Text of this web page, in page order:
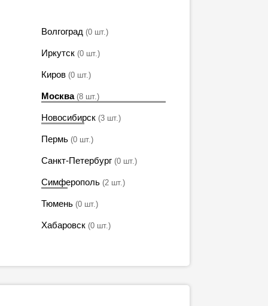
Волгоград (0 шт.)
Иркутск (0 шт.)
Киров (0 шт.)
Москва (8 шт.)
Новосибирск (3 шт.)
Пермь (0 шт.)
Санкт-Петербург (0 шт.)
Симферополь (2 шт.)
Тюмень (0 шт.)
Хабаровск (0 шт.)